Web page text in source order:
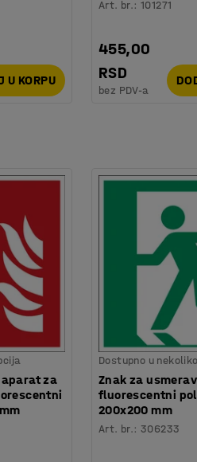
U KORPU
Art. br.:101271
455,00
RSD
bez PDV-a
za
Dostupno u
Znak za
fluorescentni
200x200 mm
Art. br.:306233